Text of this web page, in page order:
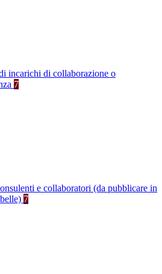
incarichi di collaborazione o
7
e collaboratori (da pubblicare in
7